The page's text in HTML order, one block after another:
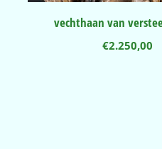
vechthaan van
€2.250,00